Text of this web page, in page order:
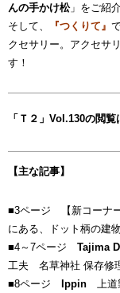
んの手かけ松」をご紹介
そして、
『つくりて』
クセサリー。アクセサ
す！
「Ｔ２」Vol.130の閲覧
【主な記事】
■3ページ 【新コーナー
にある、ドット柄の建
■4～7ページ Tajima
工夫 名草神社 保存修
■8ページ Ippin
上